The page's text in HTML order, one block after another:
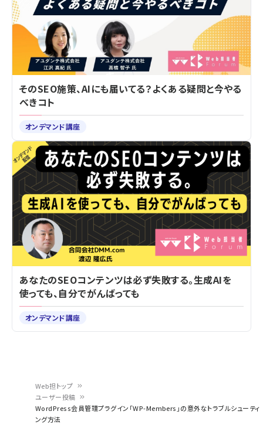
Web担トップ
ユーザー投稿
WordPress会員管理プラグイン「WP-Members」の意外なトラブルシューティ
ング方法
そのSEO施策、AIにも届いてる？よくある疑問と今やる
べきコト
オンデマンド講座
あなたのSEOコンテンツは必ず失敗する。生成AIを
使っても、自分でがんばっても
オンデマンド講座